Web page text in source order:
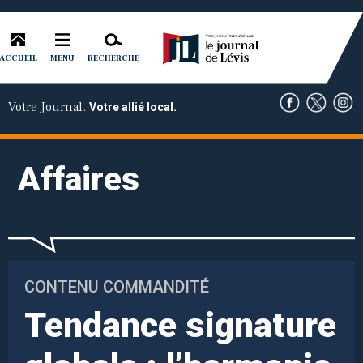
ACCUEIL MENU RECHERCHE
Votre Journal. Votre allié local.
Affaires
CONTENU COMMANDITÉ
Tendance signature